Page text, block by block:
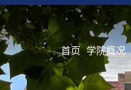
首页 学院概况